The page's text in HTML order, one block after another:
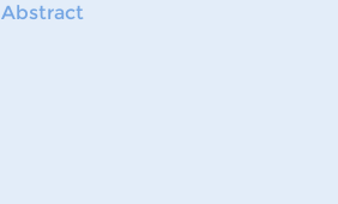
Abstract